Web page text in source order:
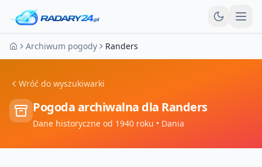
Strona główna
Archiwum pogody Randers
Wróć do wyszukiwarki
Pogoda archiwalna dla Randers
Dane historyczne od 1940 roku • Dania